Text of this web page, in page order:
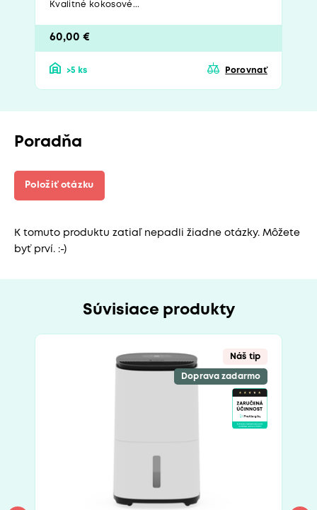
Kvalitné kokosové...
60,00 €
>5 ks Porovnať
Poradňa
Položiť otázku
K tomuto produktu zatiaľ nepadli žiadne otázky. Môžete
byť prví. :-)
Súvisiace produkty
Náš tip
Doprava zadarmo